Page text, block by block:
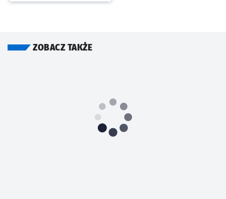
ZOBACZ TAKŻE